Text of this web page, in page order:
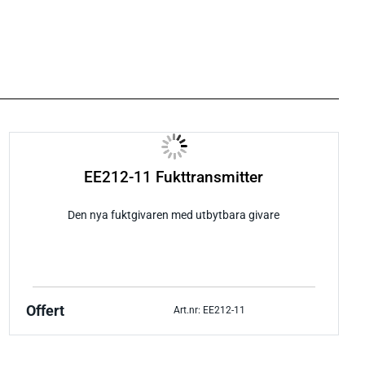
EE212-11 Fukttransmitter
Den nya fuktgivaren med utbytbara givare
Offert Art.nr: EE212-11